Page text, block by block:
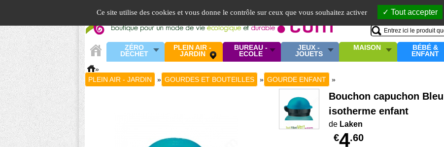
Ce site utilise des cookies et vous donne le contrôle sur ceux que vous souhaitez activer Tout accepter
ZÉRO
DÉCHET
PLEIN AIR -
JARDIN
BUREAU -
ECOLE
JEUX -
JOUETS
MAISON
BÉBÉ &
ENFANT
»
PLEIN AIR - JARDIN
» GOURDES ET BOUTEILLES » GOURDE ENFANT »
Bouchon capuchon
isotherme enfant
de Laken
€4.60